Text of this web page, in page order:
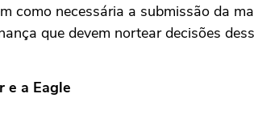
como necessária a submissão da
que devem nortear decisões
e a Eagle